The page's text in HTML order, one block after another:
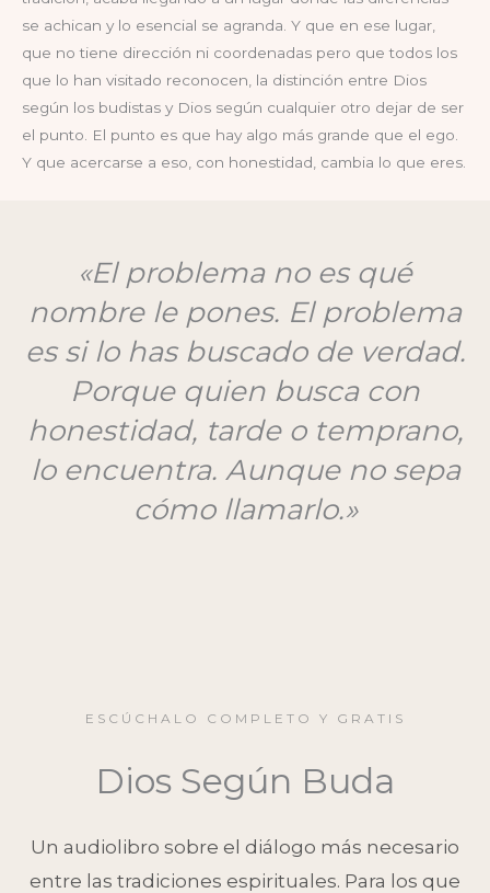
se achican y lo esencial se agranda. Y que en ese lugar,
que no tiene dirección ni coordenadas pero que todos los
que lo han visitado reconocen, la distinción entre Dios
según los budistas y Dios según cualquier otro dejar de ser
el punto. El punto es que hay algo más grande que el ego.
Y que acercarse a eso, con honestidad, cambia lo que eres.
«El problema no es qué
nombre le pones. El problema
es si lo has buscado de verdad.
Porque quien busca con
honestidad, tarde o temprano,
lo encuentra. Aunque no sepa
cómo llamarlo.»
ESCÚCHALO COMPLETO Y GRATIS
Dios Según Buda
Un audiolibro sobre el diálogo más necesario
entre las tradiciones espirituales. Para los que